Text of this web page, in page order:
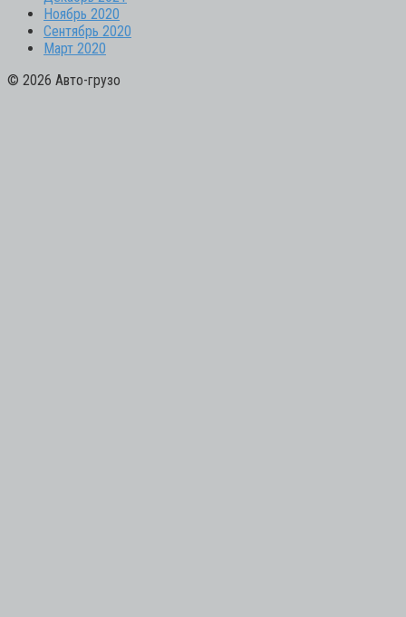
Ноябрь 2020
Сентябрь 2020
Март 2020
© 2026 Авто-грузо